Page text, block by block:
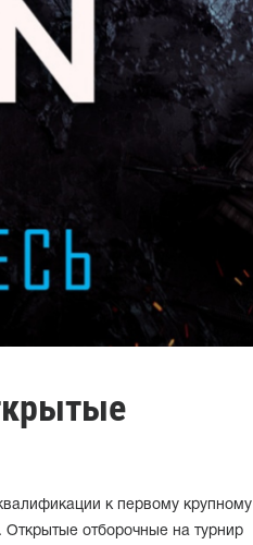
к первому крупному
Открытые отборочные на турнир